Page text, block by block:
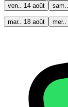
ven.. 14 août
mar.. 18 août